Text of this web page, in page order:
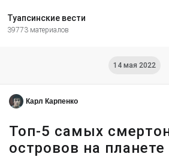
Туапсинские вести
39773 материалов
14 мая 2022
Карл Карпенко
Топ-5 самых
островов на планете